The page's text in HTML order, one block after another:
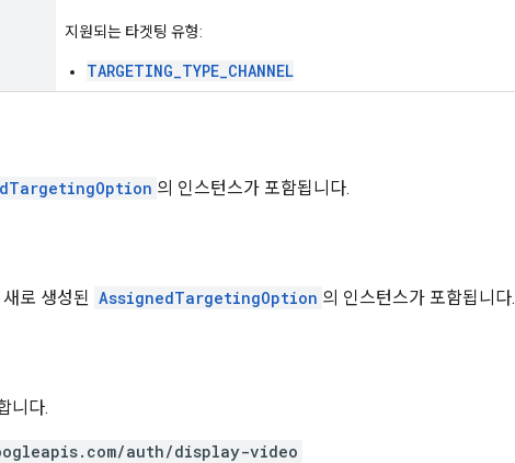
지원되는 타겟팅 유형:
TARGETING_TYPE_CHANNEL
의 인스턴스가 포함됩니다.
로 생성된 AssignedTargetingOption 의 인스턴스가 포함됩니다.
니다.
auth/display-video